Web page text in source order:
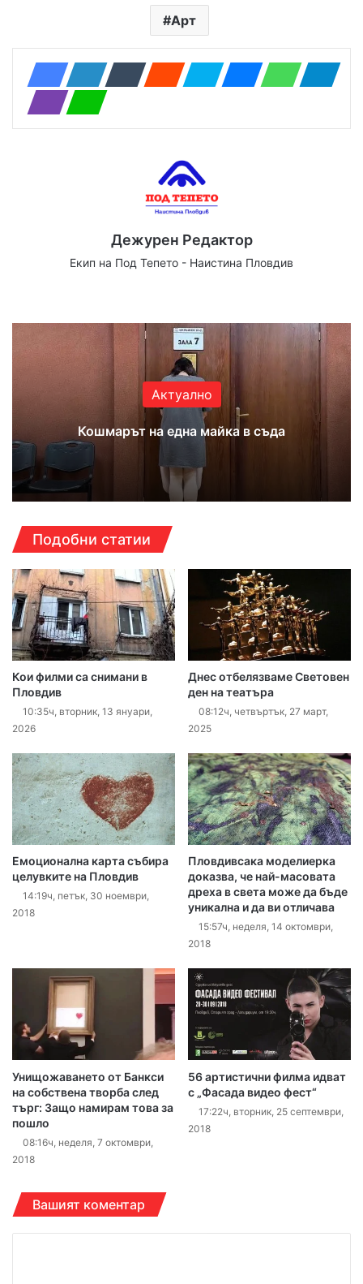
Арт
Дежурен Редактор
Екип на Под Тепето - Наистина Пловдив
te bo
ok
ub
e
ra
Актуално
Кошмарът на една майка в съда
Подобни статии
Кои филми са снимани в
Пловдив
10:35ч, вторник, 13 януари,
2026
Днес отбелязваме Световен
ден на театъра
08:12ч, четвъртък, 27 март,
2025
Емоционална карта събира
целувките на Пловдив
14:19ч, петък, 30 ноември,
2018
Пловдивсака моделиерка
доказва, че най-масовата
дреха в света може да бъде
уникална и да ви отличава
15:57ч, неделя, 14 октомври,
2018
Унищожаването от Банкси
на собствена творба след
търг: Защо намирам това за
пошло
08:16ч, неделя, 7 октомври,
2018
56 артистични филма идват
с „Фасада видео фест“
17:22ч, вторник, 25 септември,
2018
Вашият коментар